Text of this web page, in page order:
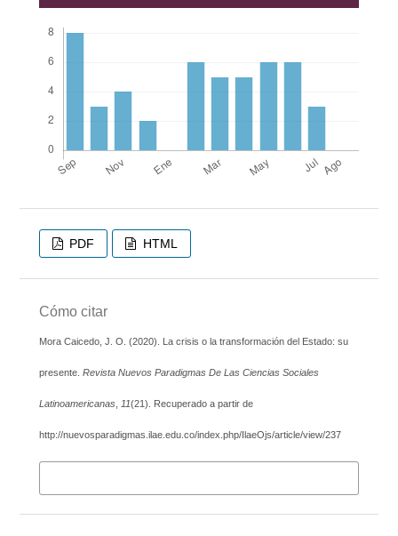
PDF HTML
Cómo citar
Mora Caicedo, J. O. (2020). La crisis o la transformación del Estado: su
presente. Revista Nuevos Paradigmas De Las Ciencias Sociales
Latinoamericanas, 11(21). Recuperado a partir de
http://nuevosparadigmas.ilae.edu.co/index.php/IlaeOjs/article/view/237